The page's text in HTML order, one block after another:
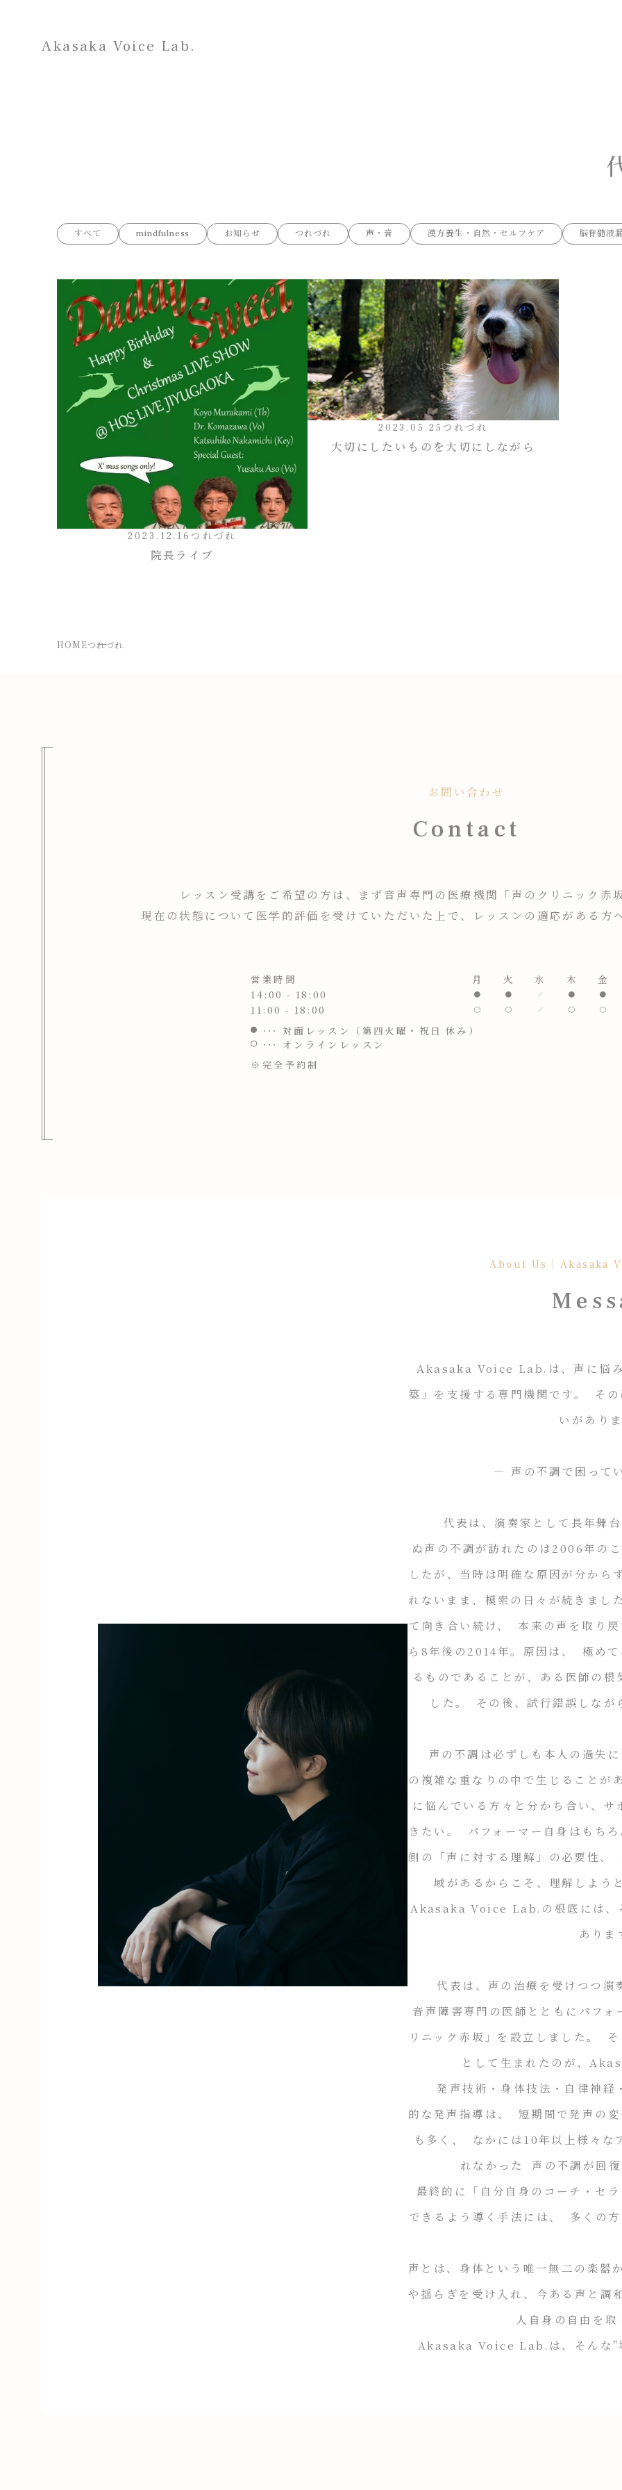
Akasaka Voice Lab.
すべて mindfulness お知らせ つれづれ 声・音 漢方養生・自然・セルフケア 脳脊髄液
2023.12.16つれづれ
院長ライブ
2023.05.25 つれづれ
大切にしたいものを大切にしながら
HOMEつれづれ
お問い合わせ
Contact
レッスン受講をご希望の方は、まず音声専門の医療機関「声のクリニック赤
現在の状態について医学的評価を受けていただいた上で、レッスンの適応がある方
営業時間 月 火 水 木
金
14:00 - 18:00
11:00 - 18:00
対面レッスン（第四火曜・祝日 休み）
オンラインレッスン
※完全予約制
About Us｜Akasaka
Akasaka Voice Lab.は、声に悩
築」を支援する専門機関です。 そ
いがあり
― 声の不調で困ってい
代表は、演奏家として長年舞台
ぬ声の不調が訪れたのは2006年の
したが、当時は明確な原因が分か
れないまま、模索の日々が続きま
て向き合い続け、 本来の声を取り
ら8年後の2014年。原因は、 極め
るものであることが、ある医師の
した。 その後、試行錯誤しな
声の不調は必ずしも本人の過失
の複雑な重なりの中で生じること
に悩んでいる方々と分かち合い、
きたい。 パフォーマー自身はもち
側の「声に対する理解」の必要性
域があるからこそ、理解しよ
Akasaka Voice Lab.の根底には、
ありま
代表は、声の治療を受けつつ演
音声障害専門の医師とともにパフ
リニック赤坂」を設立しました。
として生まれたのが、
発声技術・身体技法・自律神経
的な発声指導は、 短期間で発声の
も多く、 なかには10年以上様々な
れなかった 声の不調が回
最終的に「自分自身のコーチ・セ
できるよう導く手法には、 多くの
声とは、身体という唯一無二の楽器
や揺らぎを受け入れ、今ある声と
人自身の自由を取
Akasaka Voice Lab.は、そんな"